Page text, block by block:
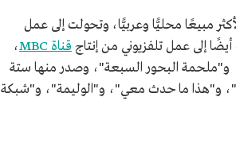
مبيعًا محليًّا وعربيًّا، وتحولت إلى عمل
إلى عمل تلفزيوني من إنتاج قناة MBC
،
والصينية، و"ملحمة البحور السبعة"، وصدر منها ستة
و"هذا ما حدث معي"، و"الوليمة"، و"شبكة